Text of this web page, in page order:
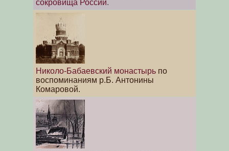
сокровища России.
Николо-Бабаевский монастырь по
воспоминаниям р.Б. Антонины
Комаровой.